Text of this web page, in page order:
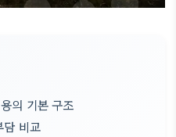
의 기본 구조
담 비교